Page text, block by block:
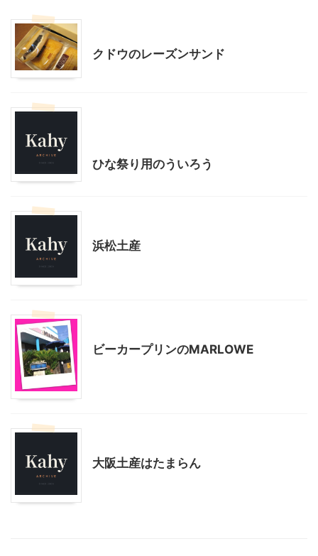
クドウのレーズンサンド
ひな祭り用のういろう
浜松土産
ビーカープリンのMARLOWE
大阪土産はたまらん